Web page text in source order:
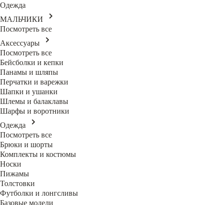
Одежда
МАЛЬЧИКИ
Посмотреть все
Аксессуары
Посмотреть все
Бейсболки и кепки
Панамы и шляпы
Перчатки и варежки
Шапки и ушанки
Шлемы и балаклавы
Шарфы и воротники
Одежда
Посмотреть все
Брюки и шорты
Комплекты и костюмы
Носки
Пижамы
Толстовки
Футболки и лонгсливы
Базовые модели